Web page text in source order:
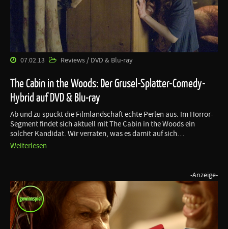
07.02.13 Reviews / DVD & Blu-ray
The Cabin in the Woods: Der Grusel-Splatter-Comedy-
Hybrid auf DVD & Blu-ray
Ab und zu spuckt die Filmlandschaft echte Perlen aus. Im Horror-
Segment findet sich aktuell mit The Cabin in the Woods ein
solcher Kandidat. Wir verraten, was es damit auf sich…
Weiterlesen
-Anzeige-